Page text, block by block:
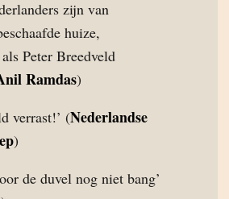
zijn van
huize,
Peter Breedveld
Ramdas)
verrast!’ (Nederlandse
)
de duvel nog niet bang’